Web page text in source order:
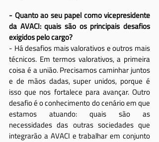
- Quanto ao seu papel como vicepresidente
da AVACI: quais são os principais desafios
exigidos pelo cargo?
- Há desafios mais valorativos e outros mais
técnicos. Em termos valorativos, a primeira
coisa é a união. Precisamos caminhar juntos
e de mãos dadas, super unidos, porque é
isso que nos fortalece para avançar. Outro
desafio é o conhecimento do cenário em que
estamos atuando: quais são as
necessidades das outras sociedades que
integrarão a AVACI e trabalhar em conjunto